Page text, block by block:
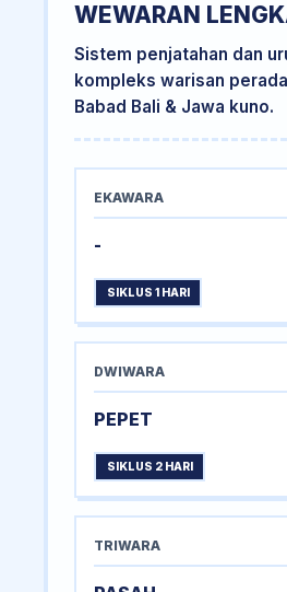
WEWARAN
Sistem penjatahan dan
kompleks warisan
Babad Bali & Jawa kuno.
EKAWARA
-
SIKLUS 1 HARI
DWIWARA
PEPET
SIKLUS 2 HARI
TRIWARA